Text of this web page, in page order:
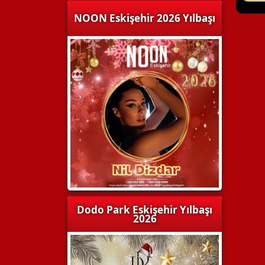
NOON Eskişehir 2026 Yılbaşı
Dodo Park Eskişehir Yılbaşı
2026